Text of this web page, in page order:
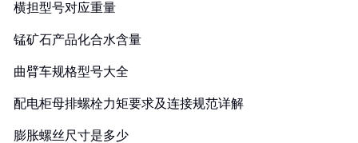
横担型号对应重量
锰矿石产品化合水含量
曲臂车规格型号大全
配电柜母排螺栓力矩要求及连接规范详解
膨胀螺丝尺寸是多少